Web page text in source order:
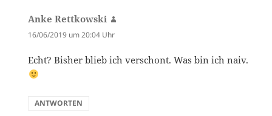
Anke Rettkowski
16/06/2019 um 20:04 Uhr
Echt? Bisher blieb ich verschont. Was bin ich naiv.
ANTWORTEN